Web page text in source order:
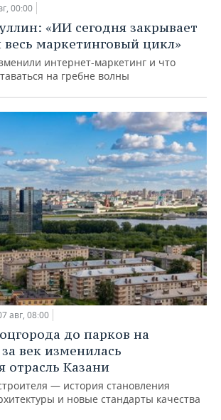
00:00
«ИИ сегодня закрывает
весь маркетинговый цикл»
интернет-маркетинг и что
на гребне волны
авг, 08:00
до парков на
век изменилась
отрасль Казани
— история становления
и новые стандарты качества